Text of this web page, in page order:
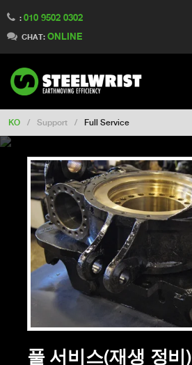
: 010 9502 0302
CHAT: ONLINE
Switch to Finland
Switch to Denmark
Switch to China
Switch to Australia
Change market
KO / Support / Full Service
풀 서비스(재생 정비)